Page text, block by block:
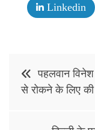
Linkedin
navigation
पहलवान
से रोकने के लिए की